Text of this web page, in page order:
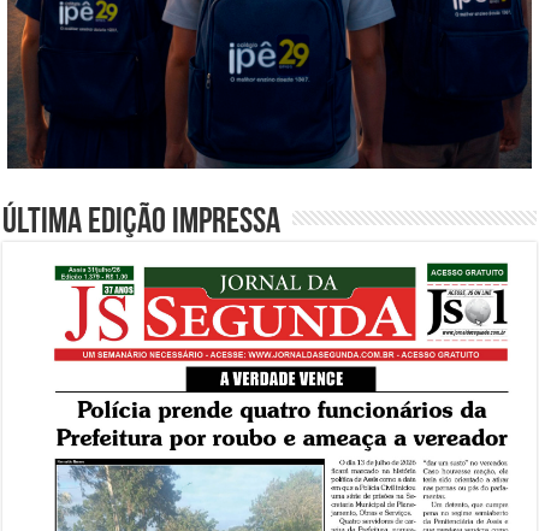
Última edição impressa